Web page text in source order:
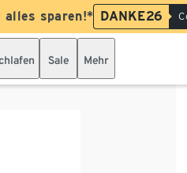
alles sparen!* DANKE26
Sale Mehr